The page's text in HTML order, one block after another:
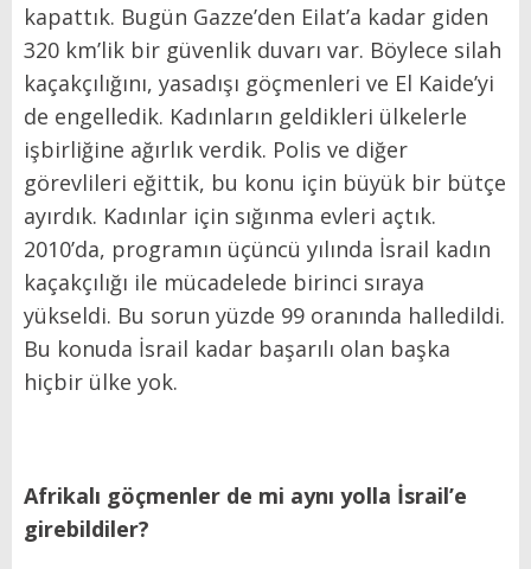
kapattık. Bugün Gazze’den Eilat’a kadar giden
320 km’lik bir güvenlik duvarı var. Böylece silah
kaçakçılığını, yasadışı göçmenleri ve El Kaide’yi
de engelledik. Kadınların geldikleri ülkelerle
işbirliğine ağırlık verdik. Polis ve diğer
görevlileri eğittik, bu konu için büyük bir bütçe
ayırdık. Kadınlar için sığınma evleri açtık.
2010’da, programın üçüncü yılında İsrail kadın
kaçakçılığı ile mücadelede birinci sıraya
yükseldi. Bu sorun yüzde 99 oranında halledildi.
Bu konuda İsrail kadar başarılı olan başka
hiçbir ülke yok.
Afrikalı göçmenler de mi aynı yolla İsrail’e
girebildiler?